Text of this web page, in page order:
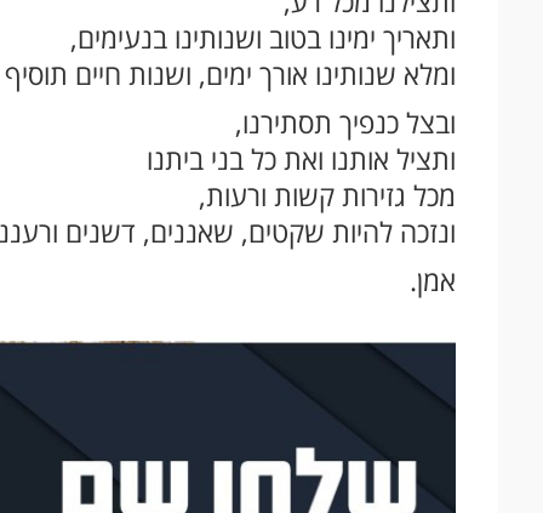
ותאריך ימינו בטוב ושנותינו בנעימים,
ומלא שנותינו אורך ימים, ושנות חיים
ובצל כנפיך תסתירנו,
ותציל אותנו ואת כל בני ביתנו
מכל גזירות קשות ורעות,
ונזכה להיות שקטים, שאננים, דשנים
אמן.